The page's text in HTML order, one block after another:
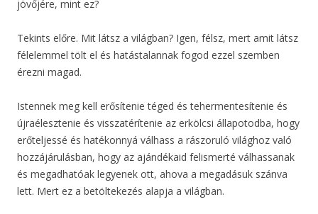
jövőjére, mint ez?
Tekints előre. Mit látsz a világban? Igen, félsz, mert amit látsz
félelemmel tölt el és hatástalannak fogod ezzel szemben
érezni magad.
Istennek meg kell erősítenie téged és tehermentesítenie és
újraélesztenie és visszatérítenie az erkölcsi állapotodba, hogy
erőteljessé és hatékonnyá válhass a rászoruló világhoz való
hozzájárulásban, hogy az ajándékaid felismerté válhassanak
és megadhatóak legyenek ott, ahova a megadásuk szánva
lett. Mert ez a betöltekezés alapja a világban.